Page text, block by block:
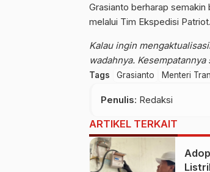
Grasianto berharap
melalui Tim Ekspedisi Patriot.
Kalau ingin
wadahnya.
Tags Grasianto Menteri
Penulis: Redaksi
ARTIKEL TERKAIT